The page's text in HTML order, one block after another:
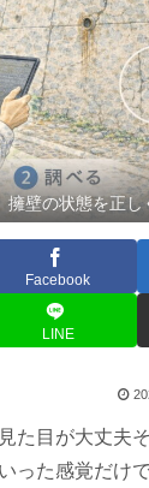
擁壁の状態を正
Facebook
LINE
た目が大丈夫
った感覚だけ